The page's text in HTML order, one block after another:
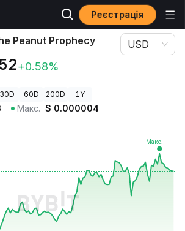
Реєстрація
Ціна Act II: The Peanut Prophecy ACTP
Peanut Prophecy
+0.58%
USD
30D 60D 200D 1Y
Макс. $ 0.000004